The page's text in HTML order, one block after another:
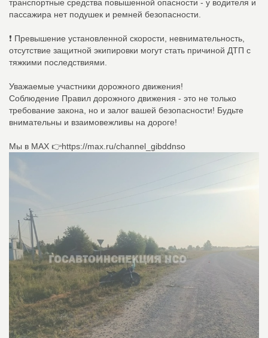
транспортные средства повышенной опасности - у водителя и
пассажира нет подушек и ремней безопасности.
❗️ Превышение установленной скорости, невнимательность,
отсутствие защитной экипировки могут стать причиной ДТП с
тяжкими последствиями.
Уважаемые участники дорожного движения!
Соблюдение Правил дорожного движения - это не только
требование закона, но и залог вашей безопасности! Будьте
внимательны и взаимовежливы на дороге!
Мы в МАХ 👉https://max.ru/channel_gibddnso